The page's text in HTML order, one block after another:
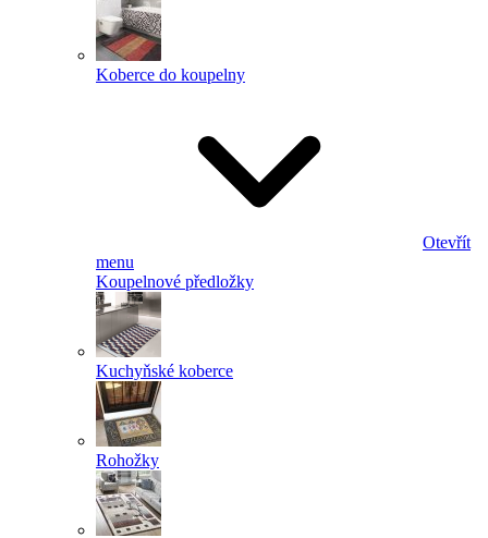
Koberce do koupelny
Otevřít
menu
Koupelnové předložky
Kuchyňské koberce
Rohožky